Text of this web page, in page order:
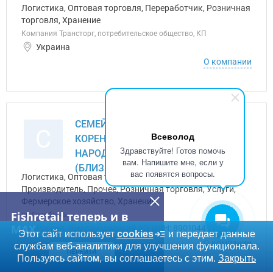
Всеволод
Здравствуйте! Готов помочь
вам. Напишите мне, если у
вас появятся вопросы.
Логистика, Оптовая торговля, Переработчик, Розничная
торговля, Хранение
Компания Трансторг, потребительское общество, КП
Украина
О компании
СЕМЕЙНО-РОДОВАЯ ОБЩИНА
КОРЕННЫХ МАЛОЧИСЛЕННЫХ
НАРОДОВ СЕВЕРА ВАН РУТАТ
(БЛИЗКИЕ РОДСТВЕННИКИ), ООО
Логистика, Оптовая торговля, Переработчик,
Производитель, Прочее, Розничная торговля, Услуги,
Фермерское хозяйство, Хранение
рыбодобыча
Россия, Ямало-Ненецкий АО ИНН: 8901044992
О компании
Fishretail теперь и в
MAX
ПЕРЕЙТИ
Этот сайт использует cookies
и передает данные
службам веб-аналитики для улучшения функционала.
Пользуясь сайтом, вы соглашаетесь с этим. Закрыть